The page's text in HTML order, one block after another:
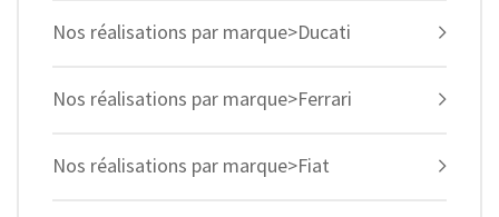
Nos réalisations par marque>Ducati
Nos réalisations par marque>Ferrari
Nos réalisations par marque>Fiat